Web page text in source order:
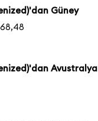
Güney
Avustralya